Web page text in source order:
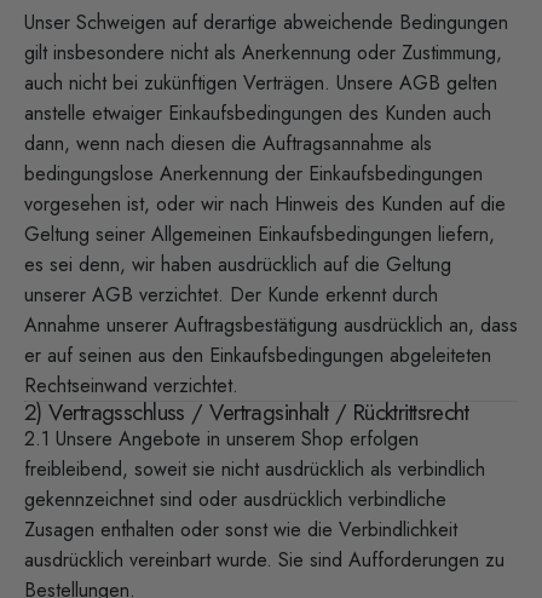
Unser Schweigen auf derartige abweichende Bedingungen
gilt insbesondere nicht als Anerkennung oder Zustimmung,
auch nicht bei zukünftigen Verträgen. Unsere AGB gelten
anstelle etwaiger Einkaufsbedingungen des Kunden auch
dann, wenn nach diesen die Auftragsannahme als
bedingungslose Anerkennung der Einkaufsbedingungen
vorgesehen ist, oder wir nach Hinweis des Kunden auf die
Geltung seiner Allgemeinen Einkaufsbedingungen liefern,
es sei denn, wir haben ausdrücklich auf die Geltung
unserer AGB verzichtet. Der Kunde erkennt durch
Annahme unserer Auftragsbestätigung ausdrücklich an, dass
er auf seinen aus den Einkaufsbedingungen abgeleiteten
Rechtseinwand verzichtet.
2) Vertragsschluss / Vertragsinhalt / Rücktrittsrecht
2.1 Unsere Angebote in unserem Shop erfolgen
freibleibend, soweit sie nicht ausdrücklich als verbindlich
gekennzeichnet sind oder ausdrücklich verbindliche
Zusagen enthalten oder sonst wie die Verbindlichkeit
ausdrücklich vereinbart wurde. Sie sind Aufforderungen zu
Bestellungen.